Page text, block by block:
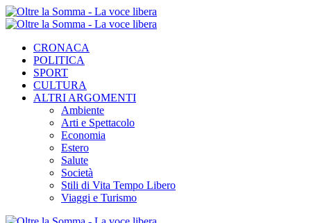
CRONACA
POLITICA
SPORT
CULTURA
ALTRI ARGOMENTI
Ambiente
Arti e Spettacolo
Economia
Estero
Salute
Società
Stili di Vita Tempo Libero
Viaggi e Turismo